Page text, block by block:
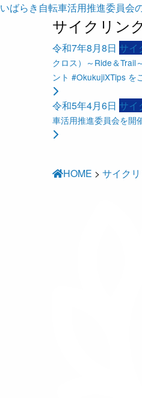
いばらき自転車活用推進委員会
サイクリン
令和7年8月8日 サイ
クロス）～Ride＆Trail
ント #OkukujiXTips を
令和5年4月6日 サイ
車活用推進委員会を開
HOME > サイク